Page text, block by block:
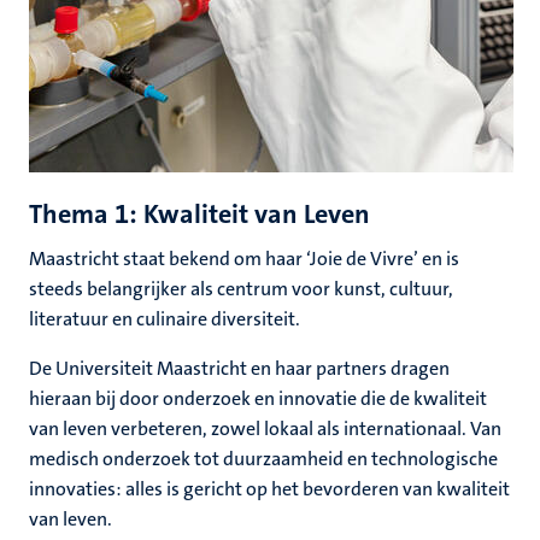
Thema 1: Kwaliteit van Leven
Maastricht staat bekend om haar ‘Joie de Vivre’ en is
steeds belangrijker als centrum voor kunst, cultuur,
literatuur en culinaire diversiteit.
De Universiteit Maastricht en haar partners dragen
hieraan bij door onderzoek en innovatie die de kwaliteit
van leven verbeteren, zowel lokaal als internationaal. Van
medisch onderzoek tot duurzaamheid en technologische
innovaties: alles is gericht op het bevorderen van kwaliteit
van leven.